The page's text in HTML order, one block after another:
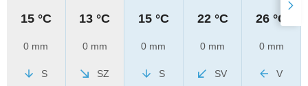
15 °C
0 mm
S
13 °C
0 mm
SZ
15 °C
0 mm
S
22 °C
0 mm
SV
26 °C
0 mm
V